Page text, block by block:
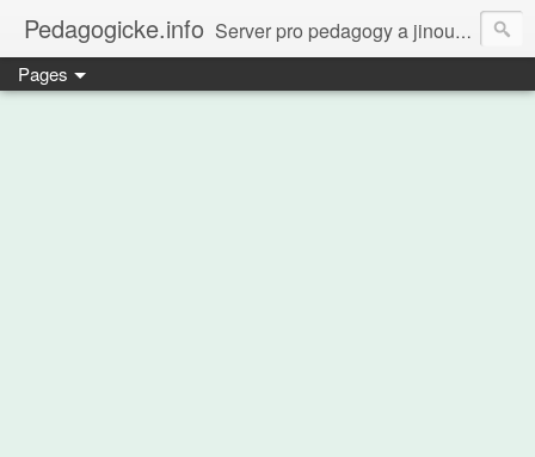
Pedagogicke.info Server pro pedagogy a jinou zvířenu
Pages